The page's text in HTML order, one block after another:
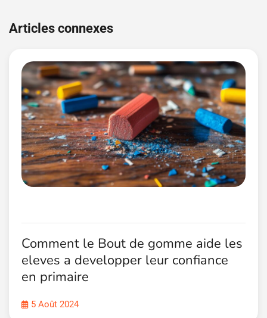
de
Articles connexes
Comment le Bout de gomme aide les
eleves a developper leur confiance
en primaire
5 Août 2024